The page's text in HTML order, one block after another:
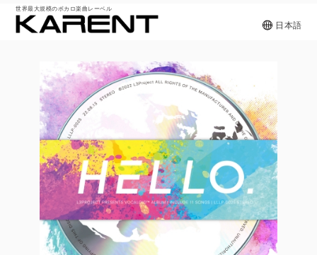
世界最大規模のボカロ楽曲レーベル
日本語